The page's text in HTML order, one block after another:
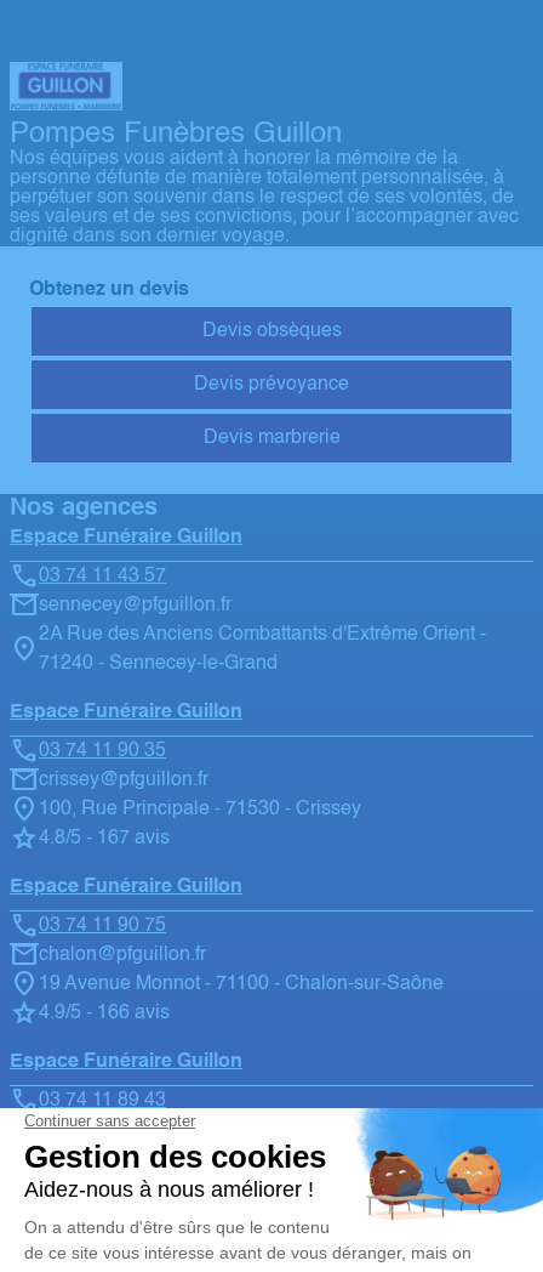
Pompes Funèbres Guillon
Nos équipes vous aident à honorer la mémoire de la
personne défunte de manière totalement personnalisée, à
perpétuer son souvenir dans le respect de ses volontés, de
ses valeurs et de ses convictions, pour l’accompagner avec
dignité dans son dernier voyage.
Obtenez un devis
Devis obsèques
Devis prévoyance
Devis marbrerie
Nos agences
Espace Funéraire Guillon
03 74 11 43 57
sennecey@pfguillon.fr
2A Rue des Anciens Combattants d'Extrême Orient -
71240 - Sennecey-le-Grand
Espace Funéraire Guillon
03 74 11 90 35
crissey@pfguillon.fr
100, Rue Principale - 71530 - Crissey
4.8/5 - 167 avis
Espace Funéraire Guillon
03 74 11 90 75
chalon@pfguillon.fr
19 Avenue Monnot - 71100 - Chalon-sur-Saône
4.9/5 - 166 avis
Espace Funéraire Guillon
03 74 11 89 43
stgengoux@pfguillon.fr
18, route de Chalon - 71460 - Saint-Gengoux-Le-National
4.9/5 - 113 avis
Nos Services Liens utiles